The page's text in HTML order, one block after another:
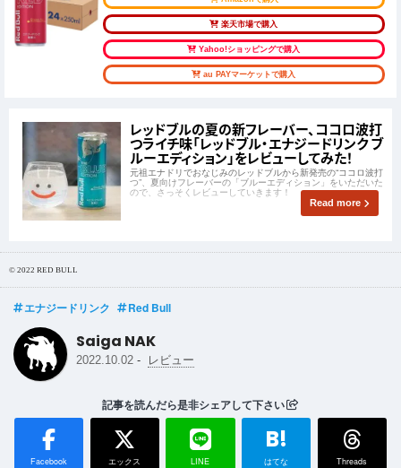
楽天市場で購入
Yahoo!ショッピングで購入
au PAYマーケットで購入
レッドブルの夏の新フレーバー、ココロ波打
つライチ味「レッドブル・エナジードリンク ブ
ルーエディション」をレビューしてみた！
元祖エナドリでおなじみのレッドブルから新発売の“ココロ波打
つ”、夏向けフレーバーの「ブルーエディション」をいただいた
ので、さっそくレビューしていきます！
Read more
© 2022 RED BULL
エナジードリンク Red Bull
Saiga NAK
2022.10.02 - レビュー
記事を読んだら是非シェアして下さい
Facebook エックス LINE
B!
はてな Threads